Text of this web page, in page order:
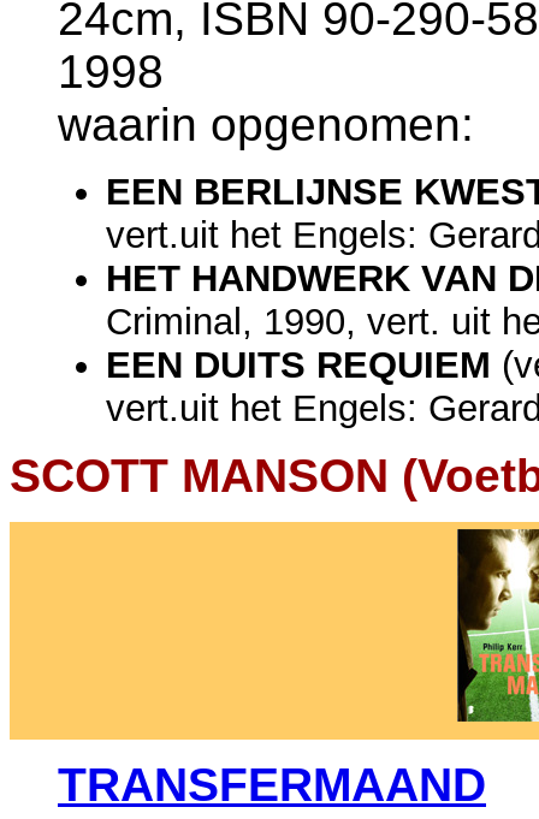
24cm, ISBN 90-290-
1998
waarin opgenomen:
EEN BERLIJNSE
vert.uit het Engels:
HET HANDWERK VAN
Criminal, 1990, vert. uit
EEN DUITS REQUIEM
vert.uit het Engels:
SCOTT MANSON
TRANSFERMAAND